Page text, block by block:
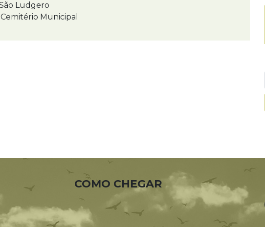
Ludgero
Cemitério Municipal
COMO CHEGAR